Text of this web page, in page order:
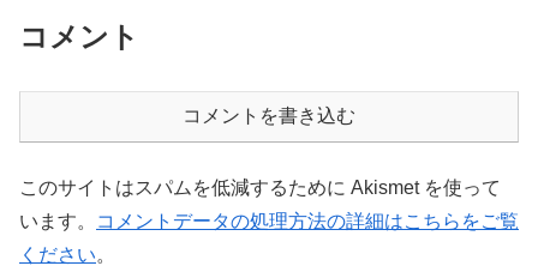
コメント
コメントを書き込む
このサイトはスパムを低減するために Akismet を使って
います。
コメントデータの処理方法の詳細はこちらをご覧
ください。